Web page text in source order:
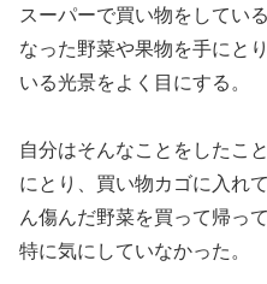
スーパーで買い物をしてい
なった野菜や果物を手にと
いる光景をよく目にする。
自分はそんなことをしたこ
にとり、買い物カゴに入れ
ん傷んだ野菜を買って帰っ
特に気にしていなかった。